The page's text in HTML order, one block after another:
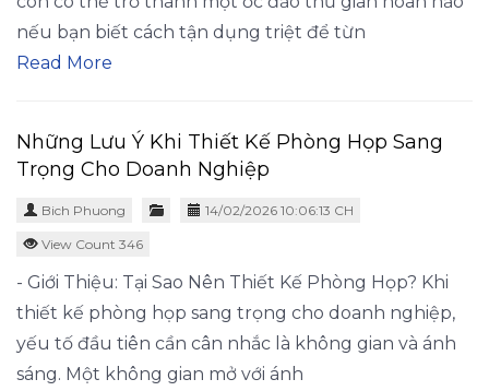
nếu bạn biết cách tận dụng triệt để từn
Read More
Những Lưu Ý Khi Thiết Kế Phòng Họp Sang
Trọng Cho Doanh Nghiệp
Bich Phuong 14/02/2026 10:06:13 CH
View Count 346
- Giới Thiệu: Tại Sao Nên Thiết Kế Phòng Họp? Khi
thiết kế phòng họp sang trọng cho doanh nghiệp,
yếu tố đầu tiên cần cân nhắc là không gian và ánh
sáng. Một không gian mở với ánh